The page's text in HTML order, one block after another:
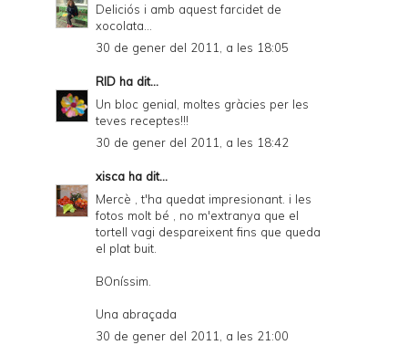
Deliciós i amb aquest farcidet de
xocolata...
30 de gener del 2011, a les 18:05
RID ha dit...
Un bloc genial, moltes gràcies per les
teves receptes!!!
30 de gener del 2011, a les 18:42
xisca ha dit...
Mercè , t'ha quedat impresionant. i les
fotos molt bé , no m'extranya que el
tortell vagi despareixent fins que queda
el plat buit.
BOníssim.
Una abraçada
30 de gener del 2011, a les 21:00